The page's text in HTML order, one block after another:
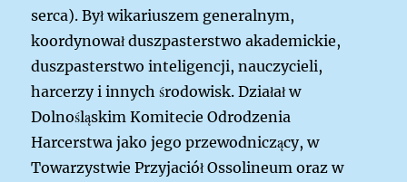
serca). Był wikariuszem generalnym,
koordynował duszpasterstwo akademickie,
duszpasterstwo inteligencji, nauczycieli,
harcerzy i innych środowisk. Działał w
Dolnośląskim Komitecie Odrodzenia
Harcerstwa jako jego przewodniczący, w
Towarzystwie Przyjaciół Ossolineum oraz w